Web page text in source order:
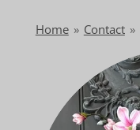
Home » Contact »